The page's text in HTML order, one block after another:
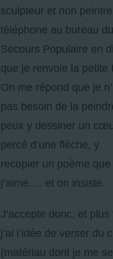
sculpteur et non
téléphone au bureau du
Secours Populaire en
que je renvoie la petite
On me répond que je
pas besoin de la
peux y dessiner un
percé d’une flèche, y
recopier un poème que
j’aime…. et on insiste.
J’accepte donc, et plus
j’ai l’idée de verser du
(matériau dont je me